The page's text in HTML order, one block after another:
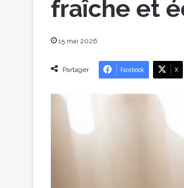
fraîche et
15 mai 2026
Partager Facebook X